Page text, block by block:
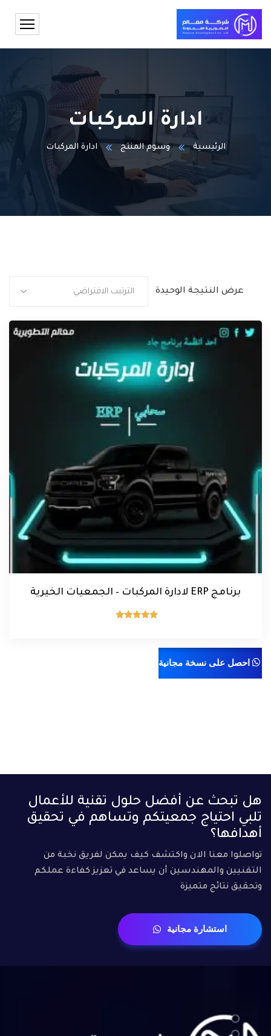
ادارة المركبات
الرئيسية وسوم المنتج ادارة المركبات
عرض النتيجة الوحيدة الترتيب الافتراضي
برنامج ERP لادارة المركبات – الجمعيات الخيرية
احصل على نسخة مجانية
هل تبحث عن أفضل حلول تقنية للأعمال
تلبي احتياج جمعيتكم وتساهم في تحقيق
أهدافها؟
تواصلوا معنا الان واكتشف كيف يمكن لفريق نخبة من
التقنيين والمهندسين أن يساعد في تعزيز كفاءة عملكم
وتحقيق نتائج متميزة
استشارة مجانية